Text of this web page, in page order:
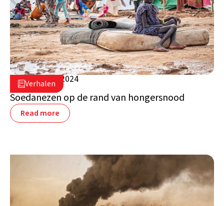
Verhalen
7 augustus 2024
Soedan
Soedanezen op de rand van hongersnood
Read more